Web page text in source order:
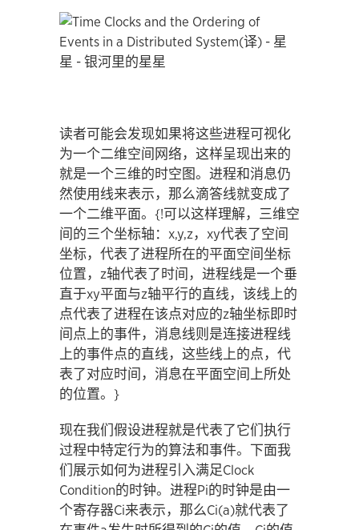
读者可能会发现如果将这些进程可视化
为一个二维空间网络，这样呈现出来的
就是一个三维的时空图。进程和消息仍
然使用线来表示，那么滴答线就变成了
一个二维平面。{!可以这样理解，三维空
间的三个坐标轴：x,y,z，xy代表了空间
坐标，代表了进程所在的平面空间坐标
位置，z轴代表了时间，进程线是一个垂
直于xy平面与z轴平行的直线，该线上的
点代表了进程在该点对应的z轴坐标即时
间点上的事件，消息线则是连接进程线
上的事件点的直线，这些线上的点，代
表了对应时间，消息在平面空间上所处
的位置。}
现在我们假设进程就是代表了它们执行
过程中特定行为的算法和事件。下面我
们展示如何为进程引入满足Clock
Condition的时钟。进程Pi的时钟是由一
个寄存器Ci来表示，那么Ci(a)就代表了